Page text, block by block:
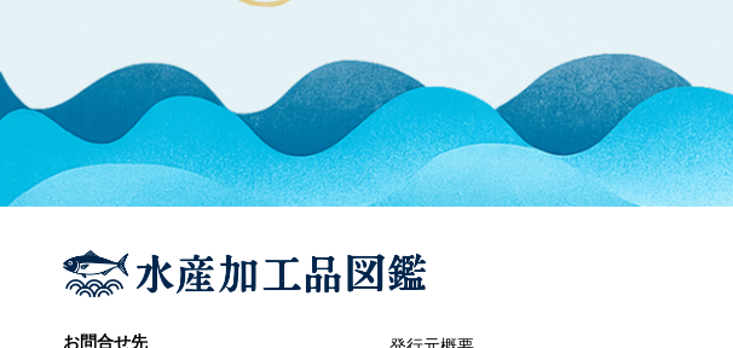
クマエビ
クルマエビ
サクラエビ
サルエビ
シラエビ
トラエビ
オ
オイカワ
オキナワモズク
オゴノリ
お問合せ先